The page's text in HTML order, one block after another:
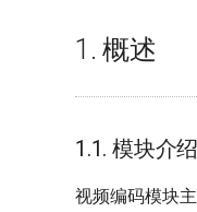
1. 概述
1.1. 模块介绍
视频编码模块